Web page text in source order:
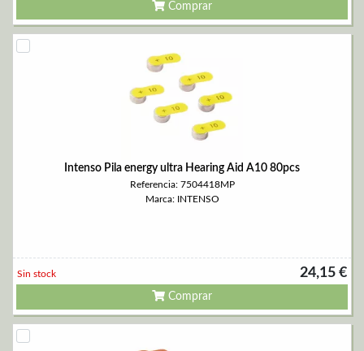
Comprar
Intenso Pila energy ultra Hearing Aid A10 80pcs
Referencia: 7504418MP
Marca: INTENSO
24,15 €
Sin stock
Comprar